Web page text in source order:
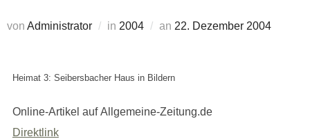
von Administrator in 2004 an Veröffentlicht
22. Dezember 2004
Heimat 3: Seibersbacher Haus in Bildern
Online-Artikel auf Allgemeine-Zeitung.de
Direktlink